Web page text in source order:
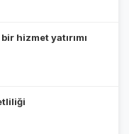
hizmet yatırımı